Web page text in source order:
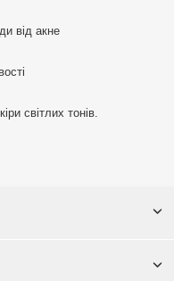
від акне
світлих тонів.